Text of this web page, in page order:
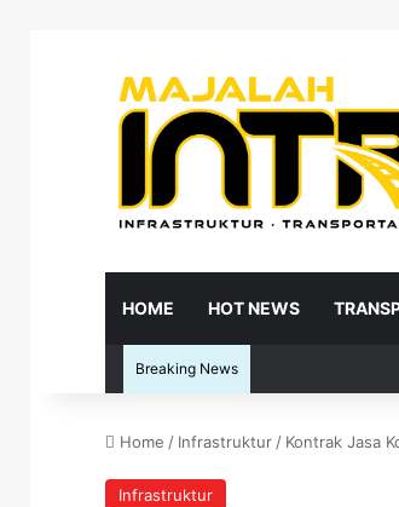
HOME HOT NEWS
Breaking News
Home / Infrastruktur/ Kontrak Jasa
Infrastruktur